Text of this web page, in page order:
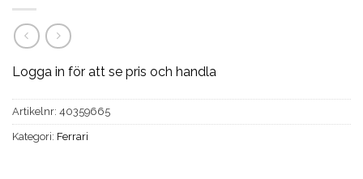
Logga in för att se pris och handla
Artikelnr: 40359665
Kategori: Ferrari